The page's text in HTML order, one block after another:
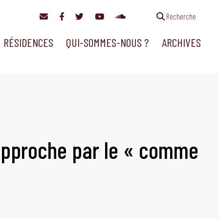
Recherche
RÉSIDENCES QUI-SOMMES-NOUS ? ARCHIVES
par le « comme